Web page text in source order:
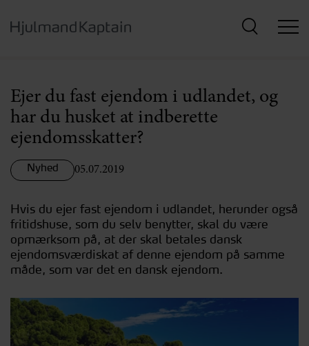
hovedindhold
Ejer du fast ejendom i udlandet, og
har du husket at indberette
ejendomsskatter?
Nyhed 05.07.2019
Hvis du ejer fast ejendom i udlandet, herunder også
fritidshuse, som du selv benytter, skal du være
opmærksom på, at der skal betales dansk
ejendomsværdiskat af denne ejendom på samme
måde, som var det en dansk ejendom.